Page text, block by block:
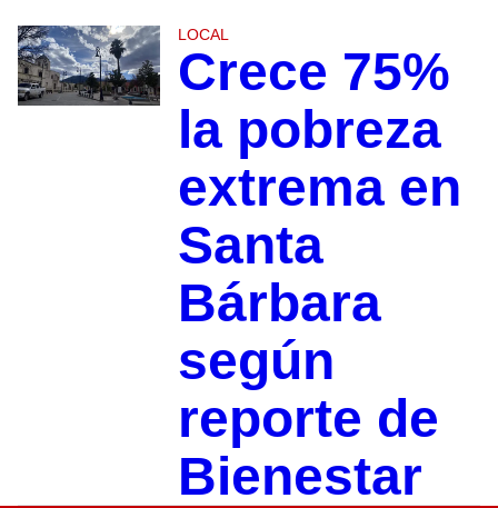
LOCAL
Crece 75%
la pobreza
extrema en
Santa
Bárbara
según
reporte de
Bienestar